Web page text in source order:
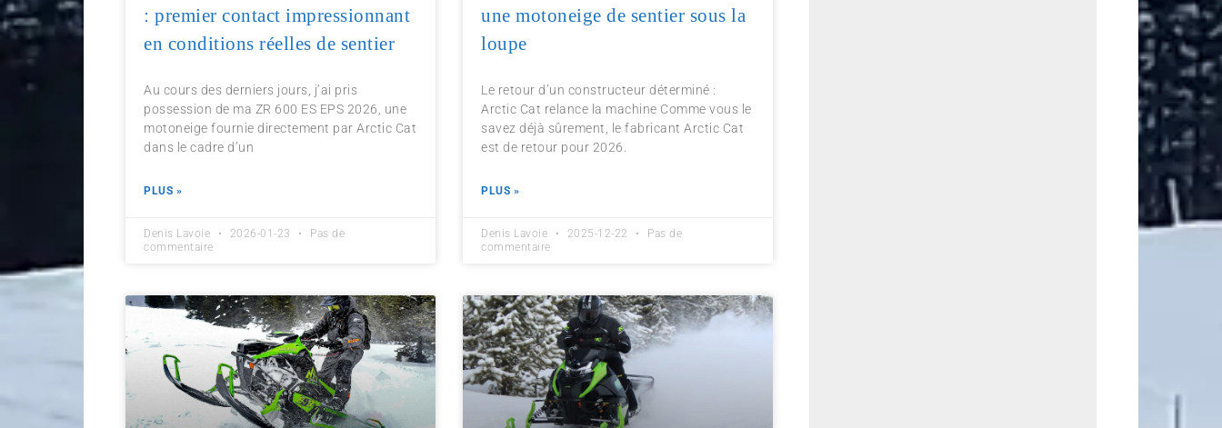
: premier contact impressionnant
en conditions réelles de sentier
Au cours des derniers jours, j’ai pris
possession de ma ZR 600 ES EPS 2026, une
motoneige fournie directement par Arctic Cat
dans le cadre d’un
PLUS »
Denis Lavoie 2026-01-23
Pas de
commentaire
une motoneige de sentier sous la
loupe
Le retour d’un constructeur déterminé :
Arctic Cat relance la machine Comme vous le
savez déjà sûrement, le fabricant Arctic Cat
est de retour pour 2026.
PLUS »
Denis Lavoie 2025-12-22
Pas de
commentaire